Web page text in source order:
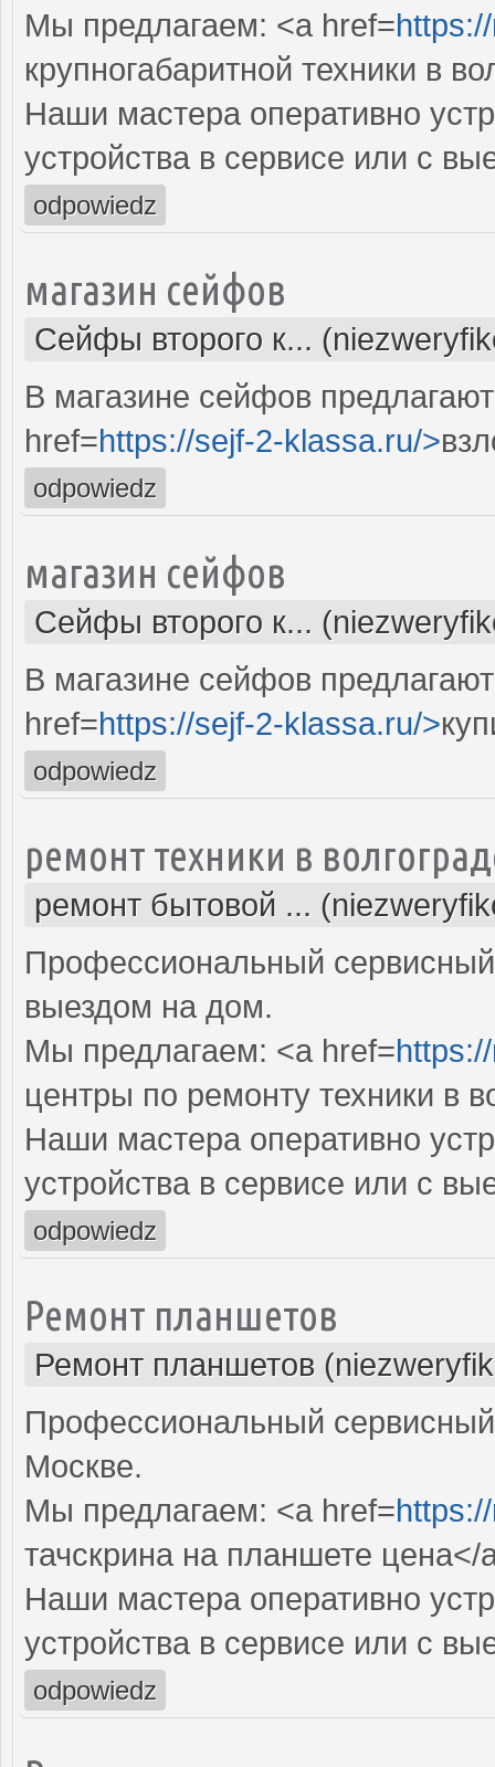
Мы предлагаем: <a href=
крупногабаритной техники в
Наши мастера оперативно
устройства в сервисе или с
odpowiedz
магазин сейфов
Сейфы второго к...
В магазине сейфов
href=https://sejf-2-klassa.ru/>
odpowiedz
магазин сейфов
Сейфы второго к...
В магазине сейфов
href=https://sejf-2-klassa.ru/>
odpowiedz
ремонт техники в
ремонт бытовой ...
Профессиональный
выездом на дом.
Мы предлагаем: <a href=
центры по ремонту техники в
Наши мастера оперативно
устройства в сервисе или с
odpowiedz
Ремонт планшетов
Ремонт планшетов
Профессиональный
Москве.
Мы предлагаем: <a href=
тачскрина на планшете цена</
Наши мастера оперативно
устройства в сервисе или с
odpowiedz